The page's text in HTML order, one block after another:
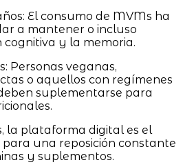
El consumo de MVMs ha
a mantener o incluso
y la memoria.
Personas veganas,
o aquellos con regímenes
suplementarse para
la plataforma digital es el
una reposición constante
y suplementos.